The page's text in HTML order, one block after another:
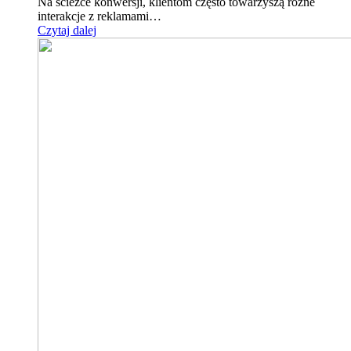
interakcje z reklamami…
Czytaj dalej